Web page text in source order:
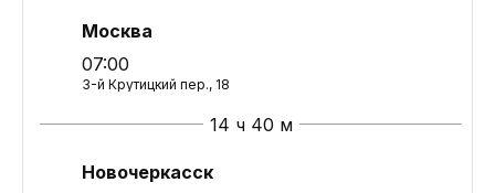
Москва
07:00
3-й Крутицкий пер., 18
14 ч 40 м
Новочеркасск